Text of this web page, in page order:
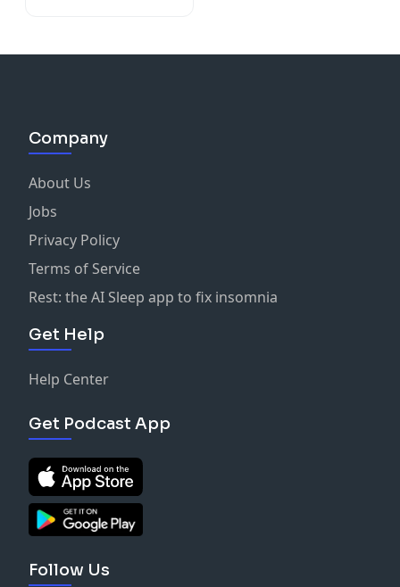
Company
About Us
Jobs
Privacy Policy
Terms of Service
Rest: the AI Sleep app to fix insomnia
Get Help
Help Center
Get Podcast App
Follow Us